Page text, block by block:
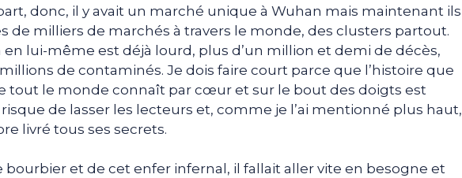
donc, il y avait un marché unique à Wuhan mais maintenant ils
de milliers de marchés à travers le monde, des clusters partout.
lui-même est déjà lourd, plus d’un million et demi de décès,
de contaminés. Je dois faire court parce que l’histoire que
tout le monde connaît par cœur et sur le bout des doigts est
de lasser les lecteurs et, comme je l’ai mentionné plus haut,
livré tous ses secrets.
bourbier et de cet enfer infernal, il fallait aller vite en besogne et